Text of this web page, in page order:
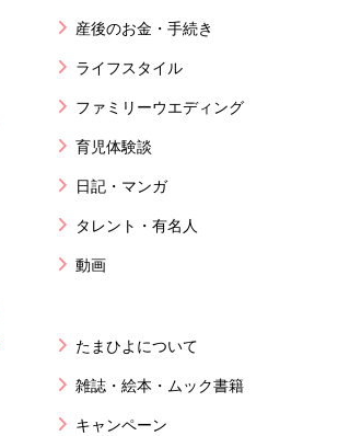
産後のお金・手続き
ライフスタイル
ファミリーウエディング
育児体験談
日記・マンガ
タレント・有名人
動画
たまひよについて
雑誌・絵本・ムック書籍
キャンペーン